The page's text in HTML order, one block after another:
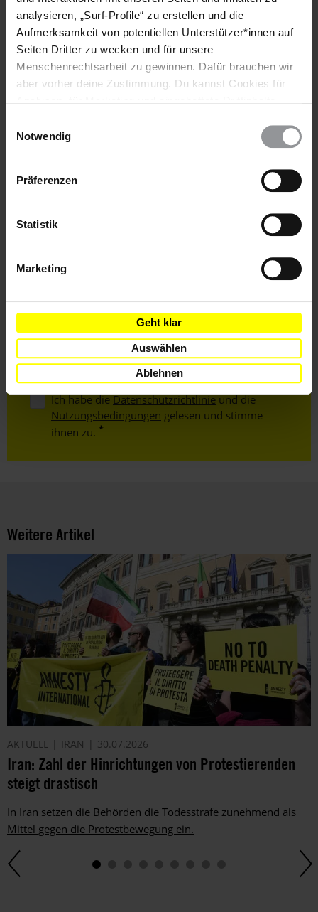
analysieren, „Surf-Profile“ zu erstellen und die
Aufmerksamkeit von potentiellen Unterstützer*innen auf
Seiten Dritter zu wecken und für unsere
Menschenrechtsarbeit zu gewinnen. Dafür brauchen wir
aber vorher deine Zustimmung. Du kannst Cookies für
wieder ändern. Diesen Banner kannst Du über den Link
Notwendig
Präferenzen
Statistik
Marketing
Geht klar
Auswählen
Ablehnen
Teile diesen Beitrag
Bleib informiert
Text
Abonniere den Amnesty-Newsletter und mach dich
für die Menschenrechte stark!
Mail
Ich habe dieDatenschutzrichtlinieund die
Nutzungsbedingungen gelesen und stimme
ihnen zu.
Weitere Artikel
AKTUELL IRAN 30.07.2026
Iran: Zahl der Hinrichtungen von Protestierenden
steigt drastisch
In Iran setzen die Behörden die Todesstrafe zunehmend als
Mittel gegen die Protestbewegung ein.